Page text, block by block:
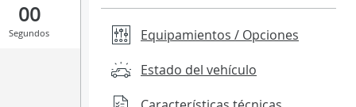
00
Segundos Equipamientos / Opciones
Estado del vehículo